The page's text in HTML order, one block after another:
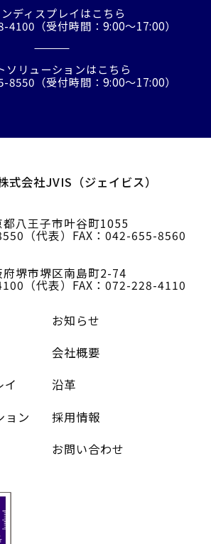
ディスプレイはこちら
4100（受付時間：9:00〜17:00）
ソリューションはこちら
8550（受付時間：9:00〜17:00）
式会社JVIS（ジェイビス）
八王子市叶谷町1055
（代表） FAX：042-655-8560
堺市堺区南島町2-74
（代表） FAX：072-228-4110
お知らせ
会社概要
イ
沿革
ョン
採用情報
お問い合わせ